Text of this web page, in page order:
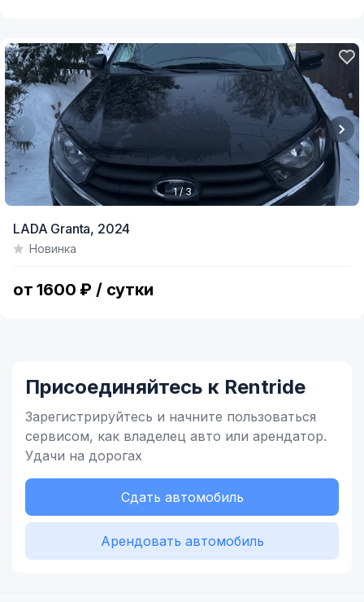
of
1 / 3
LADA Granta, 2024
Новинка
от 1600 ₽ / сутки
Присоединяйтесь к Rentride
Зарегистрируйтесь и начните пользоваться
сервисом, как владелец авто или арендатор.
Удачи на дорогах
Сдать автомобиль
Арендовать автомобиль